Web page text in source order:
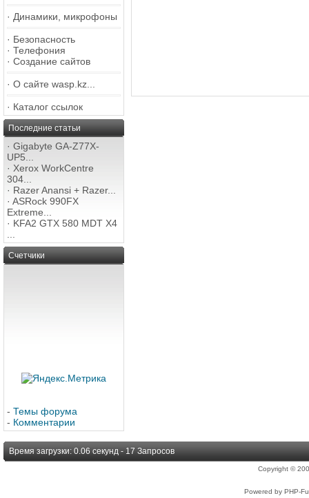
· Динамики, микрофоны
· Безопасность
· Телефония
· Создание сайтов
· О сайте wasp.kz...
· Каталог ссылок
Последние статьи
· Gigabyte GA-Z77X-
UP5...
· Xerox WorkCentre
304...
· Razer Anansi + Razer...
· ASRock 990FX
Extreme...
· KFA2 GTX 580 MDT X4
Счетчики
- Темы форума
- Комментарии
Время загрузки: 0.06 секунд - 17 Запросов
Copyright ©
Powered by PHP-